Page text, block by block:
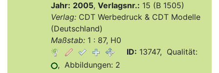
Jahr: 2005, Verlagsnr.: 15 (B 1505)
Verlag:CDT Werbedruck & CDT Modelle
(Deutschland)
Maßstab:1 : 87, H0
ID: 13747, Qualität:
, Abbildungen: 2